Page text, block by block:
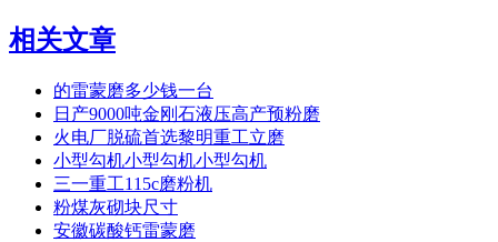
相关文章
的雷蒙磨多少钱一台
日产9000吨金刚石液压高产预粉磨
火电厂脱硫首选黎明重工立磨
小型勾机小型勾机小型勾机
三一重工115c磨粉机
粉煤灰砌块尺寸
安徽碳酸钙雷蒙磨